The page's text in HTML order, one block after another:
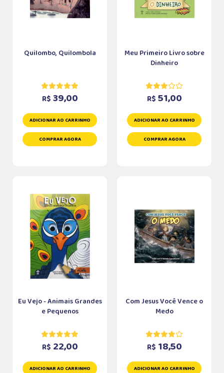
Quilombo, Quilombola
R$ 39,00
ADICIONAR AO CARRINHO
COMPRAR AGORA
Meu Primeiro Livro sobre
Dinheiro
R$ 51,00
ADICIONAR AO CARRINHO
COMPRAR AGORA
Eu Vejo - Animais Grandes
e Pequenos
R$ 22,00
ADICIONAR AO CARRINHO
Com Jesus Você Vence o
Medo
R$ 18,50
ADICIONAR AO CARRINHO